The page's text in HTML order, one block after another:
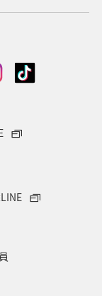
香川県
ベント